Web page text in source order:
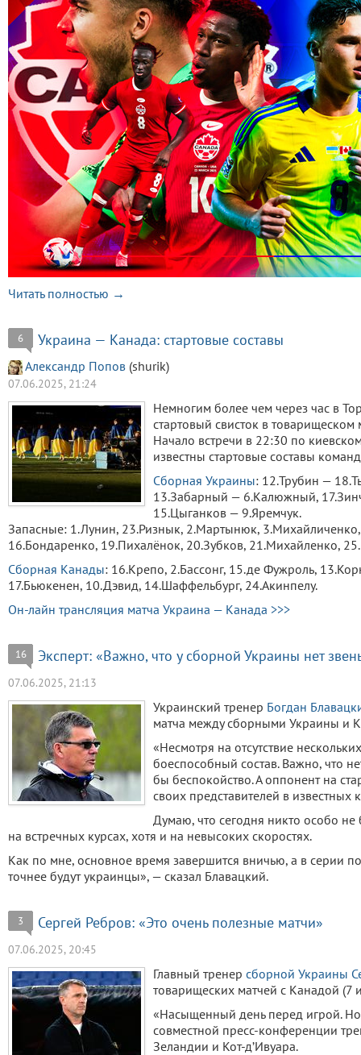
Читать полностью →
6 Украина — Канада: стартовые составы
Александр Попов (shurik)
07.06.2025, 21:24
Немногим более чем через час в
стартовый свисток в
Начало встречи в 22:30 по
известны стартовые составы
Сборная Украины: 12.Трубин —
13.Забарный — 6.Калюжный,
15.Цыганков — 9.Яремчук.
Запасные: 1.Лунин, 23.Ризнык, 2.Мартынюк, 3.Михайличенко,
16.Бондаренко, 19.Пихалёнок, 20.Зубков, 21.Михайленко,
Сборная Канады: 16.Крепо, 2.Бассонг, 15.де Фужроль,
17.Бьюкенен, 10.Дэвид, 14.Шаффельбург, 24.Акинпелу.
Он-лайн трансляция матча Украина — Канада >>>
16 Эксперт: «Важно, что у сборной Украины нет
07.06.2025, 21:13
Украинский тренер Богдан
матча между сборными Украины и
«Несмотря на отсутствие
боеспособный состав. Важно, что
бы беспокойство. А оппонент на
своих представителей в известных
Думаю, что сегодня никто особо не
на встречных курсах, хотя и на невысоких скоростях.
Как по мне, основное время завершится вничью, а в серии
точнее будут украинцы», — сказал Блавацкий.
3 Сергей Ребров: «Это очень полезные матчи»
07.06.2025, 20:45
Главный тренер сборной Украины
товарищеских матчей с Канадой
«Насыщенный день перед игрой.
совместной пресс-конференции
Зеландии и Кот-д’Ивуара.